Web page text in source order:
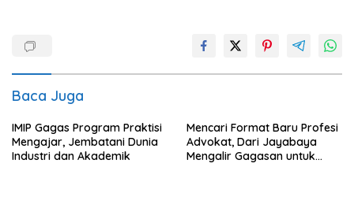
Baca Juga
IMIP Gagas Program Praktisi
Mengajar, Jembatani Dunia
Industri dan Akademik
Mencari Format Baru Profesi
Advokat, Dari Jayabaya
Mengalir Gagasan untuk